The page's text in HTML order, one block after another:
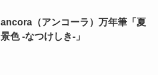
ancora（アンコーラ）万年筆「夏
景色 -なつけしき-」